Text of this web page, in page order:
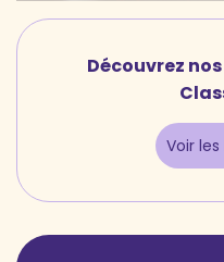
Découvrez
Voir